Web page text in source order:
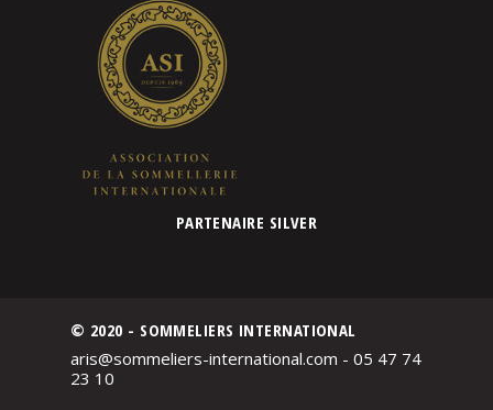
PARTENAIRE SILVER
© 2020 - SOMMELIERS INTERNATIONAL
aris@sommeliers-international.com - 05 47 74
23 10